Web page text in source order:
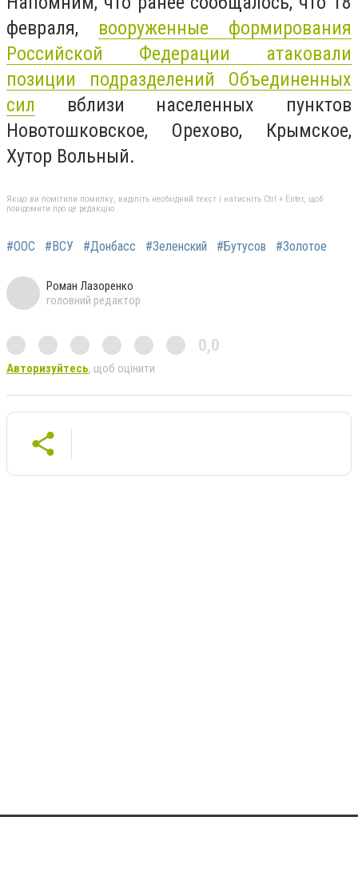
февраля, вооруженные формирования
Российской Федерации атаковали
позиции подразделений Объединенных
сил вблизи населенных пунктов
Новотошковское, Орехово, Крымское,
Хутор Вольный.
Якщо ви помітили помилку, виділіть необхідний текст і натисніть Ctrl + Enter, щоб
повідомити про це редакцію
#ООС #ВСУ #Донбасс #Зеленский #Бутусов #Золотое
Роман Лазоренко
головний редактор
0,0
Авторизуйтесь, щоб оцінити